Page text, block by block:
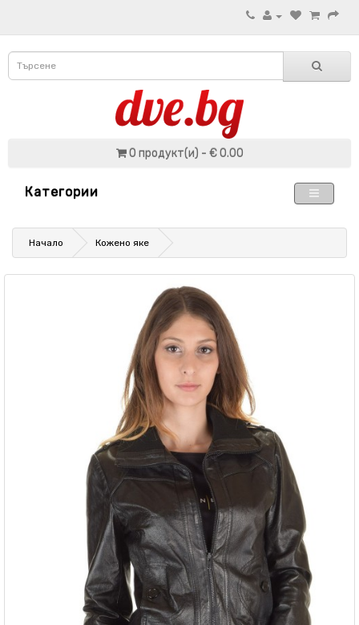
0 продукт(и) - € 0.00
Категории
Начало Кожено яке